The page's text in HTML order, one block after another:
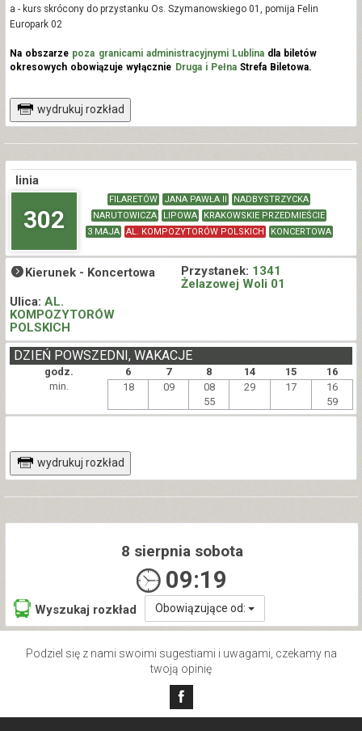
a - kurs skrócony do przystanku Os. Szymanowskiego 01, pomija Felin
Europark 02
Na obszarze poza granicami administracyjnymi Lublinadla biletów
okresowych obowiązuje wyłącznie Druga i PełnaStrefa Biletowa.
wydrukuj rozkład
linia
302
FILARETÓW JANA PAWŁA II
NADBYSTRZYCKA
NARUTOWICZA
LIPOWA
KRAKOWSKIE PRZEDMIEŚCIE
3 MAJA
AL. KOMPOZYTORÓW POLSKICH KONCERTOWA
Kierunek - Koncertowa Przystanek: 1341
Żelazowej Woli 01
Ulica: AL.
KOMPOZYTORÓW
POLSKICH
godz. 6 7 8 14 15 16
DZIEŃ POWSZEDNI, WAKACJE
min. 18 09
08
55
29 17
16
59
wydrukuj rozkład
8 sierpnia sobota
09:19
Wyszukaj rozkład Obowiązujące od:
Podziel się z nami swoimi sugestiami i uwagami, czekamy na
twoją opinię